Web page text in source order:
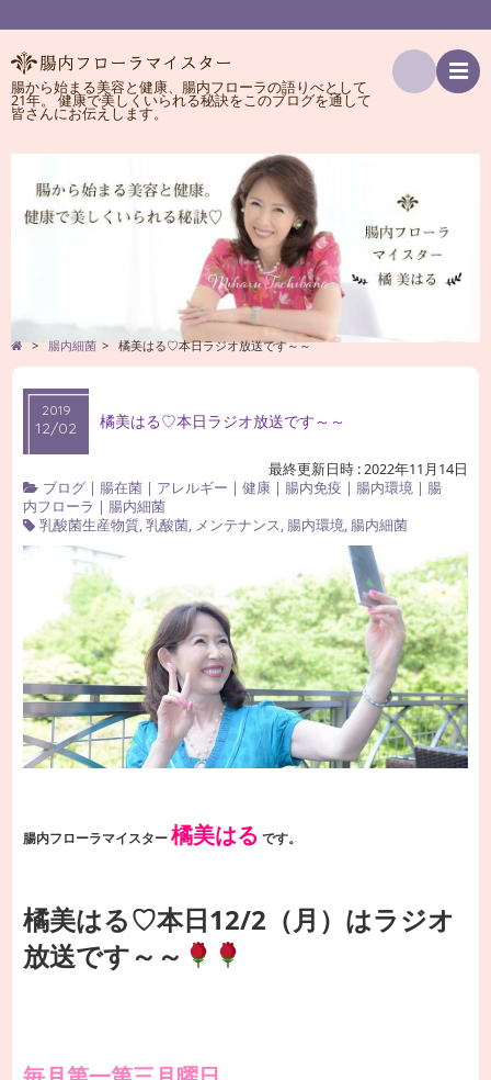
腸から始まる美容と健康、腸内フローラの語りべとして
21年。 健康で美しくいられる秘訣をこのブログを通して
皆さんにお伝えします。
索
> 腸内細菌 > 橘美はる♡本日ラジオ放送です～～
2019
12/02 橘美はる♡本日ラジオ放送です～～
最終更新日時 : 2022年11月14日
ブログ| 腸在菌| アレルギー | 健康| 腸内免疫 | 腸内環境| 腸
内フローラ | 腸内細菌
乳酸菌生産物質,乳酸菌, メンテナンス, 腸内環境, 腸内細菌
腸内フローラマイスター 橘美はる です。
橘美はる♡本日12/2（月）はラジオ
放送です～～